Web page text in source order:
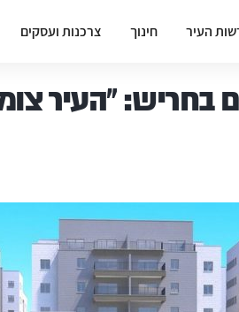
העיר חינוך צרכנות ועסקים
בחריש: "העיר